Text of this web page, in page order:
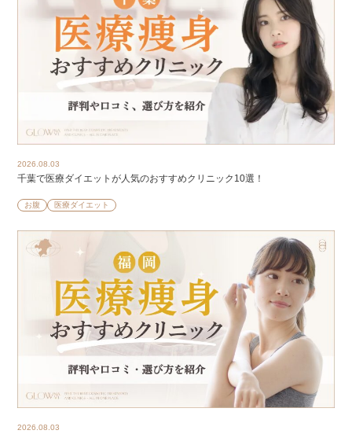
2026.08.03
千葉で医療ダイエットが人気のおすすめクリニック10選！
お腹 医療ダイエット
2026.08.03